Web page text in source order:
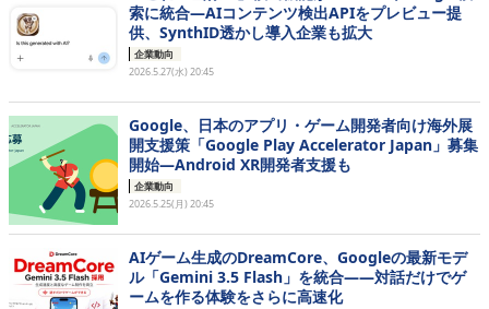
索に統合―AIコンテンツ検出APIをプレビュー提
供、SynthID透かし導入企業も拡大
企業動向
2026.5.27(水) 20:45
Google、日本のアプリ・ゲーム開発者向け海外展
開支援策「Google Play Accelerator Japan」募集
開始―Android XR開発者支援も
企業動向
2026.5.25(月) 20:45
AIゲーム生成のDreamCore、Googleの最新モデ
ル「Gemini 3.5 Flash」を統合——対話だけでゲ
ームを作る体験をさらに高速化